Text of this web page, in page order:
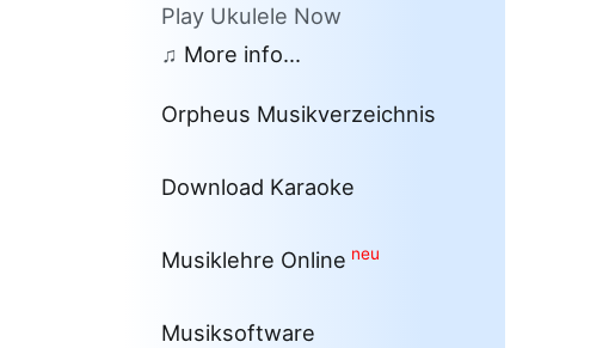
Play Ukulele Now
♫ More info...
Orpheus Musikverzeichnis
Download Karaoke
Musiklehre Online neu
Musiksoftware